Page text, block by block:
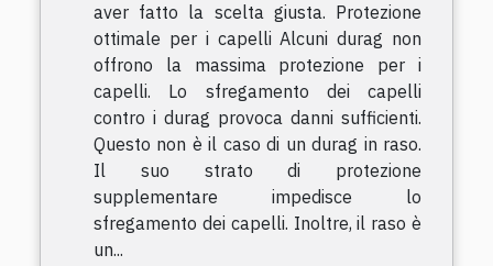
aver fatto la scelta giusta. Protezione
ottimale per i capelli Alcuni durag non
offrono la massima protezione per i
capelli. Lo sfregamento dei capelli
contro i durag provoca danni sufficienti.
Questo non è il caso di un durag in raso.
Il suo strato di protezione
supplementare impedisce lo
sfregamento dei capelli. Inoltre, il raso è
un...